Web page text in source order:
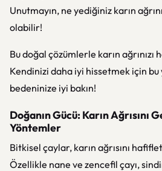
Unutmayın, ne yediğiniz karın
olabilir!
Bu doğal çözümlerle karın
Kendinizi daha iyi hissetmek için
bedeninize iyi bakın!
Doğanın Gücü: Karın
Yöntemler
Bitkisel çaylar, karın ağrısını
Özellikle nane ve zencefil çayı,